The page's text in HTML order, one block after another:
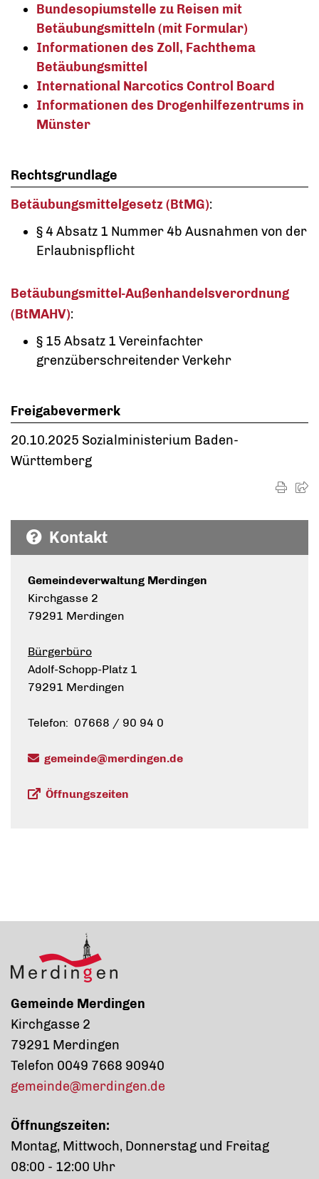
Bundesopiumstelle zu Reisen mit
Betäubungsmitteln (mit Formular)
Informationen des Zoll, Fachthema
Betäubungsmittel
International Narcotics Control Board
Informationen des Drogenhilfezentrums in
Münster
Rechtsgrundlage
Betäubungsmittelgesetz (BtMG):
§ 4 Absatz 1 Nummer 4b Ausnahmen von der
Erlaubnispflicht
Betäubungsmittel-Außenhandelsverordnung
(BtMAHV):
§ 15 Absatz 1 Vereinfachter
grenzüberschreitender Verkehr
Freigabevermerk
20.10.2025 Sozialministerium Baden-
Württemberg
Kontakt
Gemeindeverwaltung Merdingen
Kirchgasse 2
79291 Merdingen
Bürgerbüro
Adolf-Schopp-Platz 1
79291 Merdingen
Telefon: 07668 / 90 94 0
gemeinde@merdingen.de
Öffnungszeiten
Gemeinde Merdingen
Kirchgasse 2
79291 Merdingen
Telefon 0049 7668 90940
gemeinde@merdingen.de
Öffnungszeiten:
Montag, Mittwoch, Donnerstag und Freitag
08:00 - 12:00 Uhr